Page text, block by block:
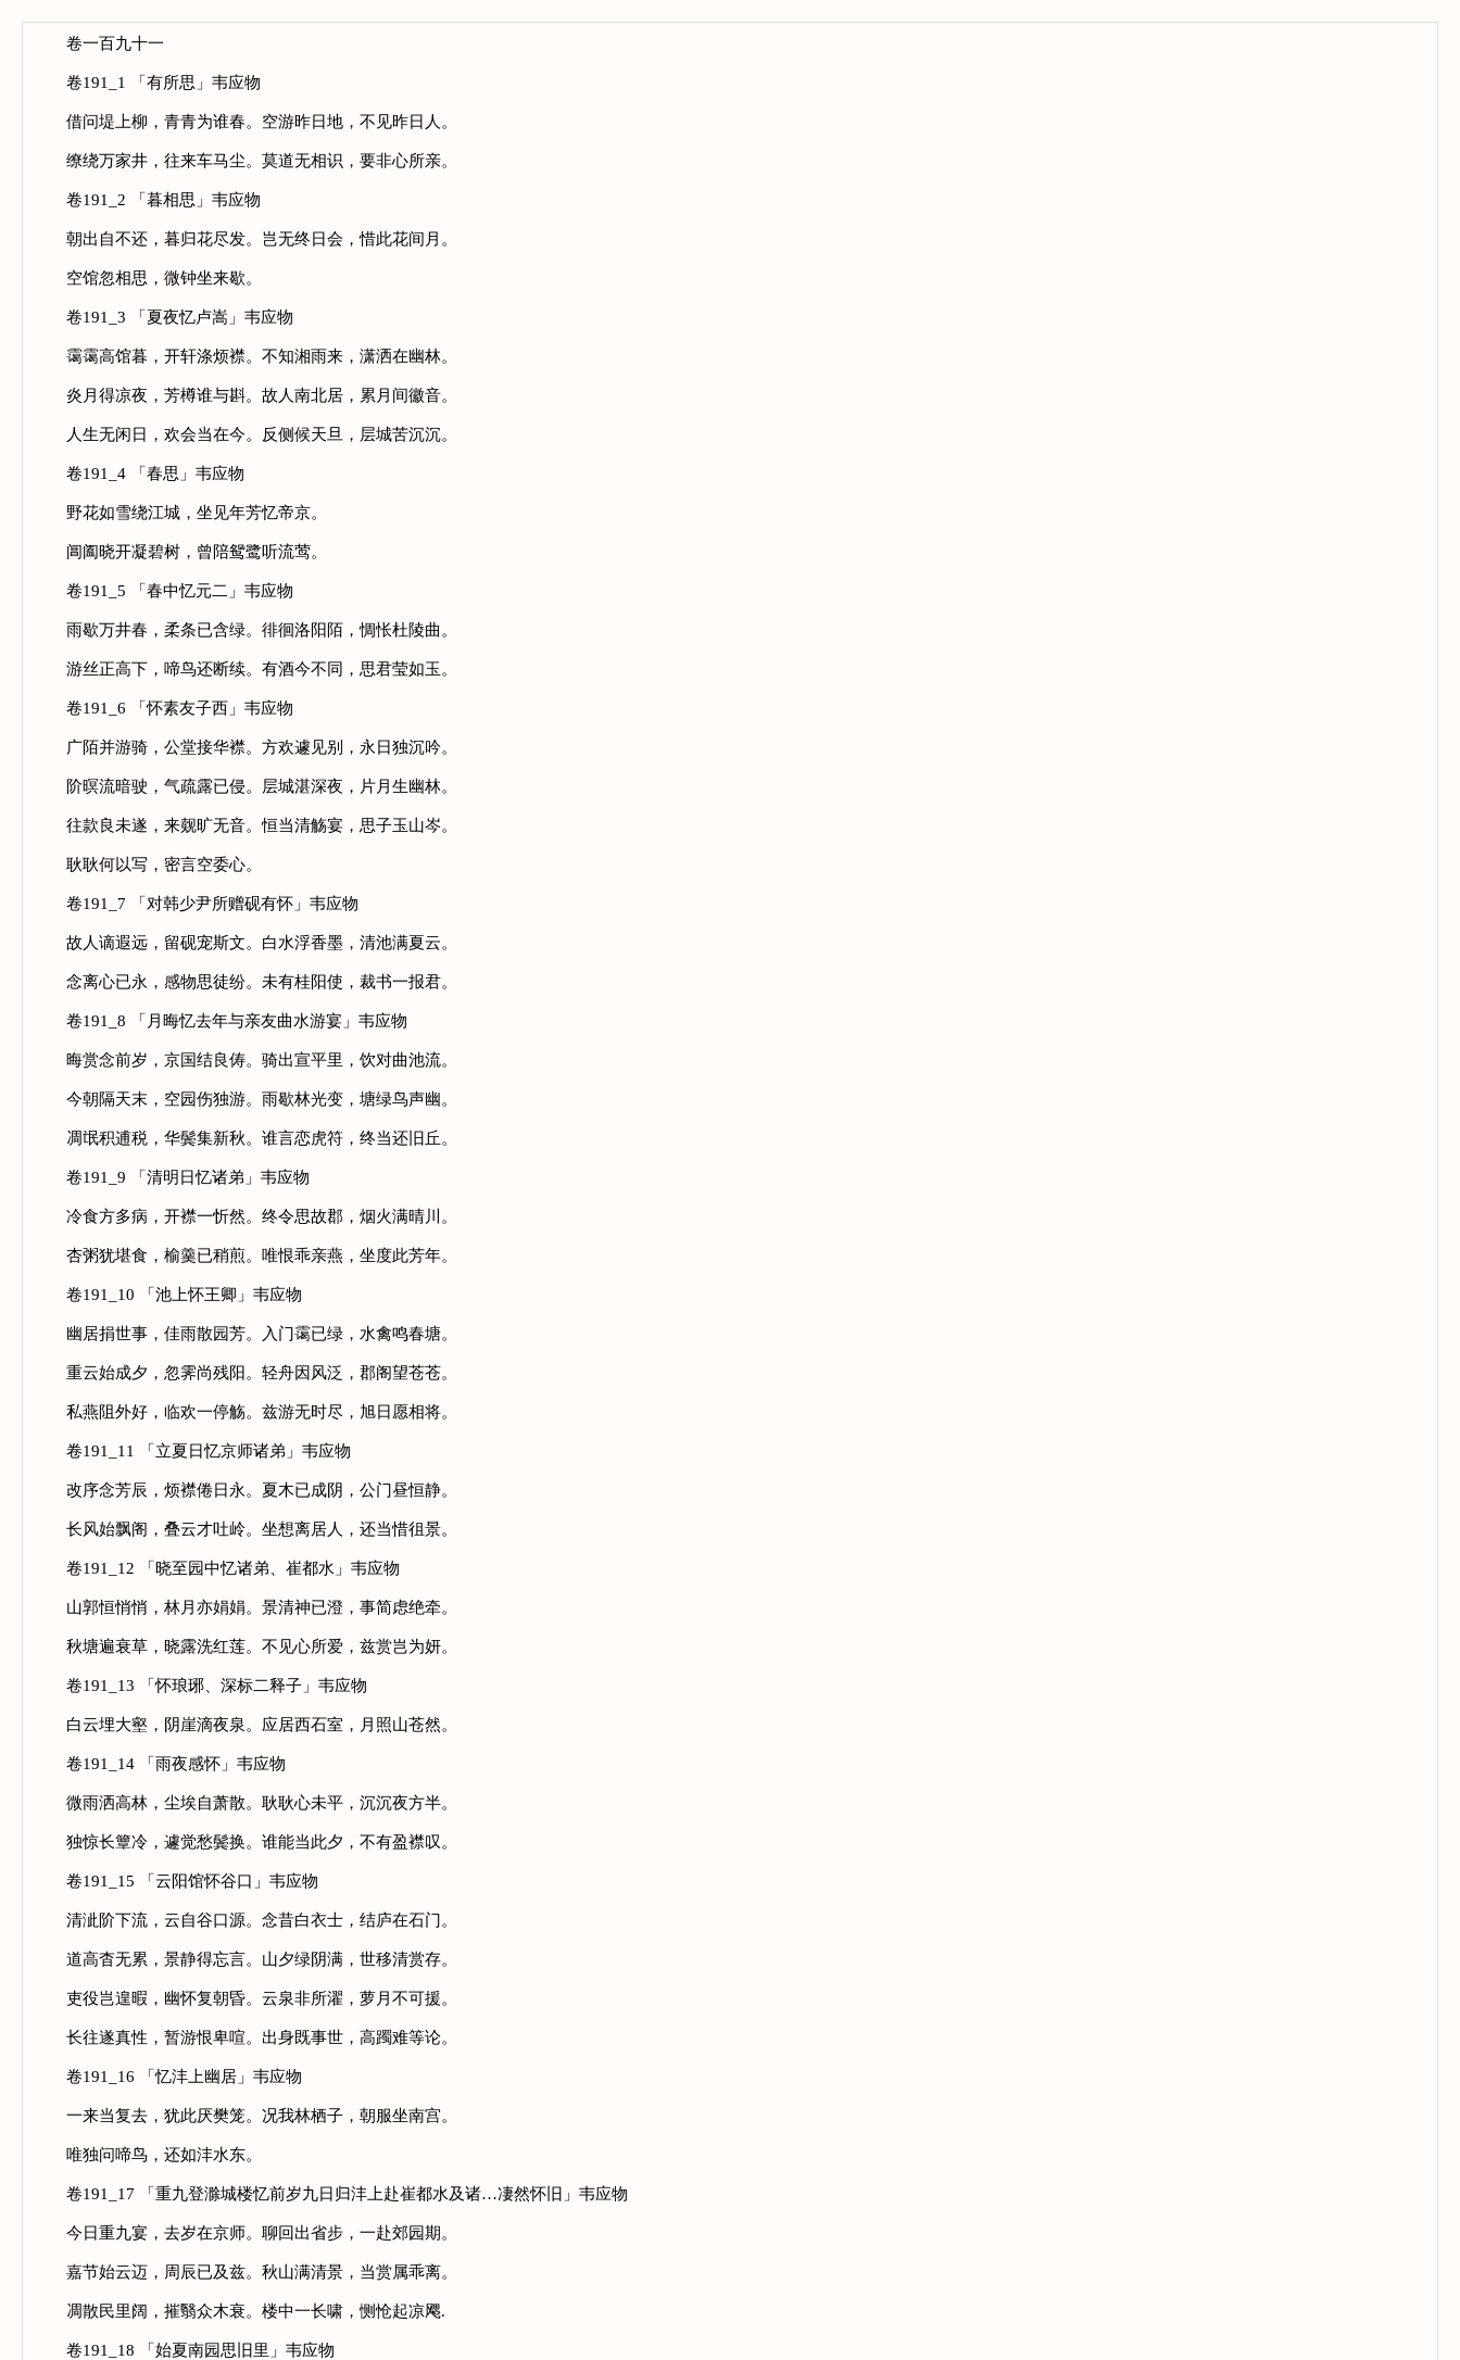
卷一百九十一
卷191_1 「有所思」韦应物
借问堤上柳，青青为谁春。空游昨日地，不见昨日人。
缭绕万家井，往来车马尘。莫道无相识，要非心所亲。
卷191_2 「暮相思」韦应物
朝出自不还，暮归花尽发。岂无终日会，惜此花间月。
空馆忽相思，微钟坐来歇。
卷191_3 「夏夜忆卢嵩」韦应物
霭霭高馆暮，开轩涤烦襟。不知湘雨来，潇洒在幽林。
炎月得凉夜，芳樽谁与斟。故人南北居，累月间徽音。
人生无闲日，欢会当在今。反侧候天旦，层城苦沉沉。
卷191_4 「春思」韦应物
野花如雪绕江城，坐见年芳忆帝京。
阊阖晓开凝碧树，曾陪鸳鹭听流莺。
卷191_5 「春中忆元二」韦应物
雨歇万井春，柔条已含绿。徘徊洛阳陌，惆怅杜陵曲。
游丝正高下，啼鸟还断续。有酒今不同，思君莹如玉。
卷191_6 「怀素友子西」韦应物
广陌并游骑，公堂接华襟。方欢遽见别，永日独沉吟。
阶暝流暗驶，气疏露已侵。层城湛深夜，片月生幽林。
往款良未遂，来觌旷无音。恒当清觞宴，思子玉山岑。
耿耿何以写，密言空委心。
卷191_7 「对韩少尹所赠砚有怀」韦应物
故人谪遐远，留砚宠斯文。白水浮香墨，清池满夏云。
念离心已永，感物思徒纷。未有桂阳使，裁书一报君。
卷191_8 「月晦忆去年与亲友曲水游宴」韦应物
晦赏念前岁，京国结良俦。骑出宣平里，饮对曲池流。
今朝隔天末，空园伤独游。雨歇林光变，塘绿鸟声幽。
凋氓积逋税，华鬓集新秋。谁言恋虎符，终当还旧丘。
卷191_9 「清明日忆诸弟」韦应物
冷食方多病，开襟一忻然。终令思故郡，烟火满晴川。
杏粥犹堪食，榆羹已稍煎。唯恨乖亲燕，坐度此芳年。
卷191_10 「池上怀王卿」韦应物
幽居捐世事，佳雨散园芳。入门霭已绿，水禽鸣春塘。
重云始成夕，忽霁尚残阳。轻舟因风泛，郡阁望苍苍。
私燕阻外好，临欢一停觞。兹游无时尽，旭日愿相将。
卷191_11 「立夏日忆京师诸弟」韦应物
改序念芳辰，烦襟倦日永。夏木已成阴，公门昼恒静。
长风始飘阁，叠云才吐岭。坐想离居人，还当惜徂景。
卷191_12 「晓至园中忆诸弟、崔都水」韦应物
山郭恒悄悄，林月亦娟娟。景清神已澄，事简虑绝牵。
秋塘遍衰草，晓露洗红莲。不见心所爱，兹赏岂为妍。
卷191_13 「怀琅琊、深标二释子」韦应物
白云埋大壑，阴崖滴夜泉。应居西石室，月照山苍然。
卷191_14 「雨夜感怀」韦应物
微雨洒高林，尘埃自萧散。耿耿心未平，沉沉夜方半。
独惊长簟冷，遽觉愁鬓换。谁能当此夕，不有盈襟叹。
卷191_15 「云阳馆怀谷口」韦应物
清泚阶下流，云自谷口源。念昔白衣士，结庐在石门。
道高杳无累，景静得忘言。山夕绿阴满，世移清赏存。
吏役岂遑暇，幽怀复朝昏。云泉非所濯，萝月不可援。
长往遂真性，暂游恨卑喧。出身既事世，高躅难等论。
卷191_16 「忆沣上幽居」韦应物
一来当复去，犹此厌樊笼。况我林栖子，朝服坐南宫。
唯独问啼鸟，还如沣水东。
卷191_17 「重九登滁城楼忆前岁九日归沣上赴崔都水及诸…凄然怀旧」韦应物
今日重九宴，去岁在京师。聊回出省步，一赴郊园期。
嘉节始云迈，周辰已及兹。秋山满清景，当赏属乖离。
凋散民里阔，摧翳众木衰。楼中一长啸，恻怆起凉飔.
卷191_18 「始夏南园思旧里」韦应物